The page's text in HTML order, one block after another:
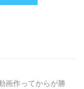
画作ってからが勝